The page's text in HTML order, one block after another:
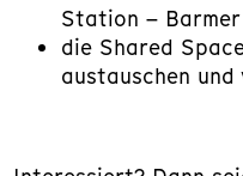
Station –
die Shared
austauschen